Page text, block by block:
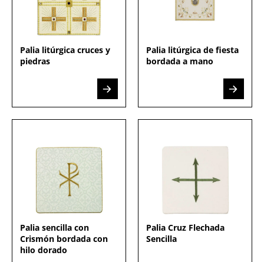
Palia litúrgica cruces y
piedras
Palia litúrgica de fiesta
bordada a mano
Palia sencilla con
Crismón bordada con
hilo dorado
Palia Cruz Flechada
Sencilla